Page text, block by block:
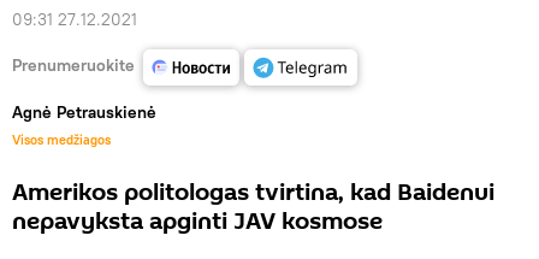
09:31 27.12.2021
Prenumeruokite
Agnė Petrauskienė
Visos medžiagos
Amerikos politologas tvirtina, kad Baidenui
nepavyksta apginti JAV kosmose